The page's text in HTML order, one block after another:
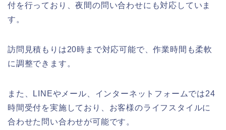
付を行っており、夜間の問い合わせにも対応していま
す。
訪問見積もりは20時まで対応可能で、作業時間も柔軟
に調整できます。
また、LINEやメール、インターネットフォームでは24
時間受付を実施しており、お客様のライフスタイルに
合わせた問い合わせが可能です。